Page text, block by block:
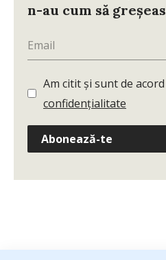
n-au cum să
Am citit și sunt de acord
confidențialitate
Abonează-te